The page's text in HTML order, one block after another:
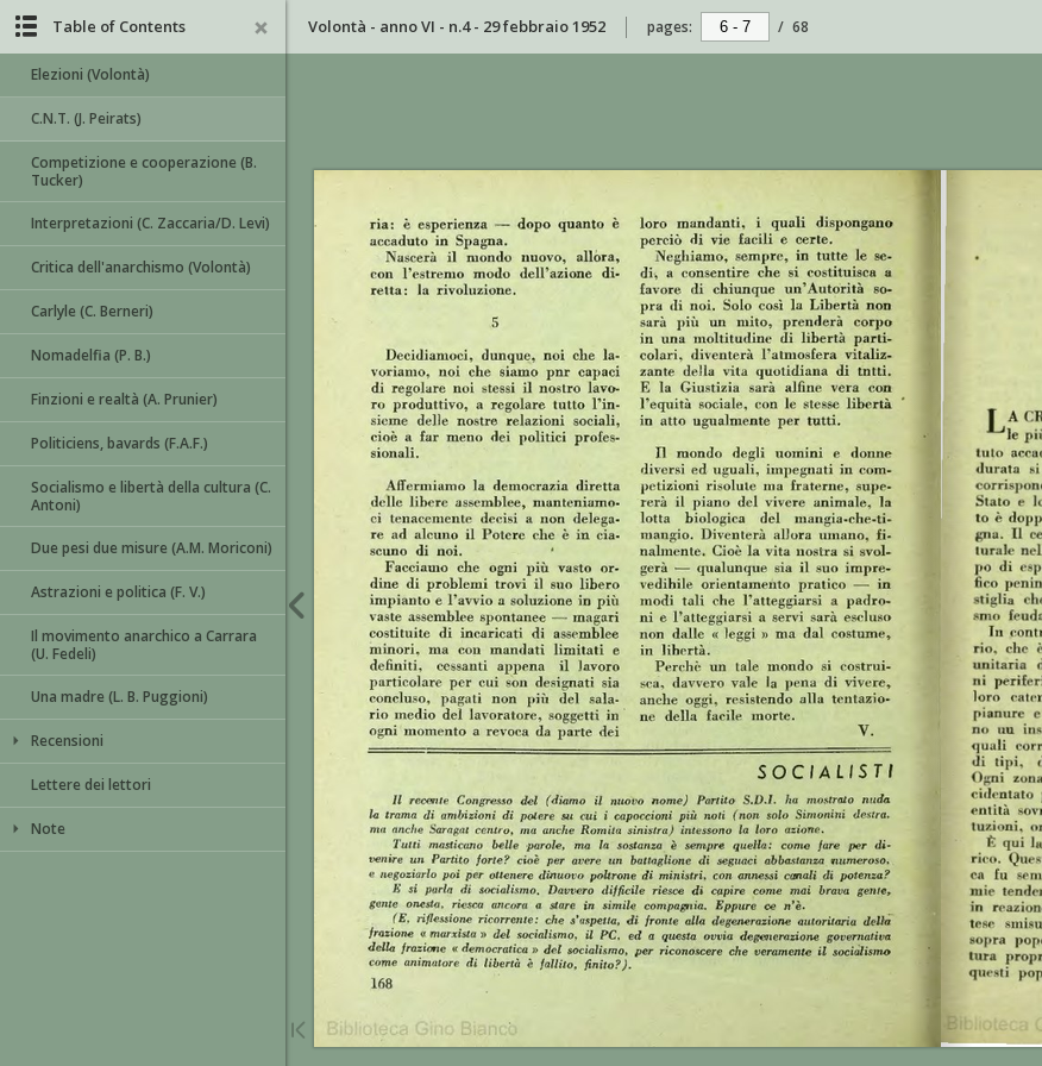
Volontà - anno VI - n.4 - 29 febbraio 1952 pages: / 68
Table of Contents
Elezioni (Volontà)
C.N.T. (J. Peirats)
Competizione e cooperazione (B.
Tucker)
Interpretazioni (C. Zaccaria/D. Levi)
Critica dell'anarchismo (Volontà)
Carlyle (C. Berneri)
Nomadelfia (P. B.)
Finzioni e realtà (A. Prunier)
Politiciens, bavards (F.A.F.)
Socialismo e libertà della cultura (C.
Antoni)
Due pesi due misure (A.M. Moriconi)
Astrazioni e politica (F. V.)
Il movimento anarchico a Carrara
(U. Fedeli)
Una madre (L. B. Puggioni)
Recensioni
Lettere dei lettori
Note